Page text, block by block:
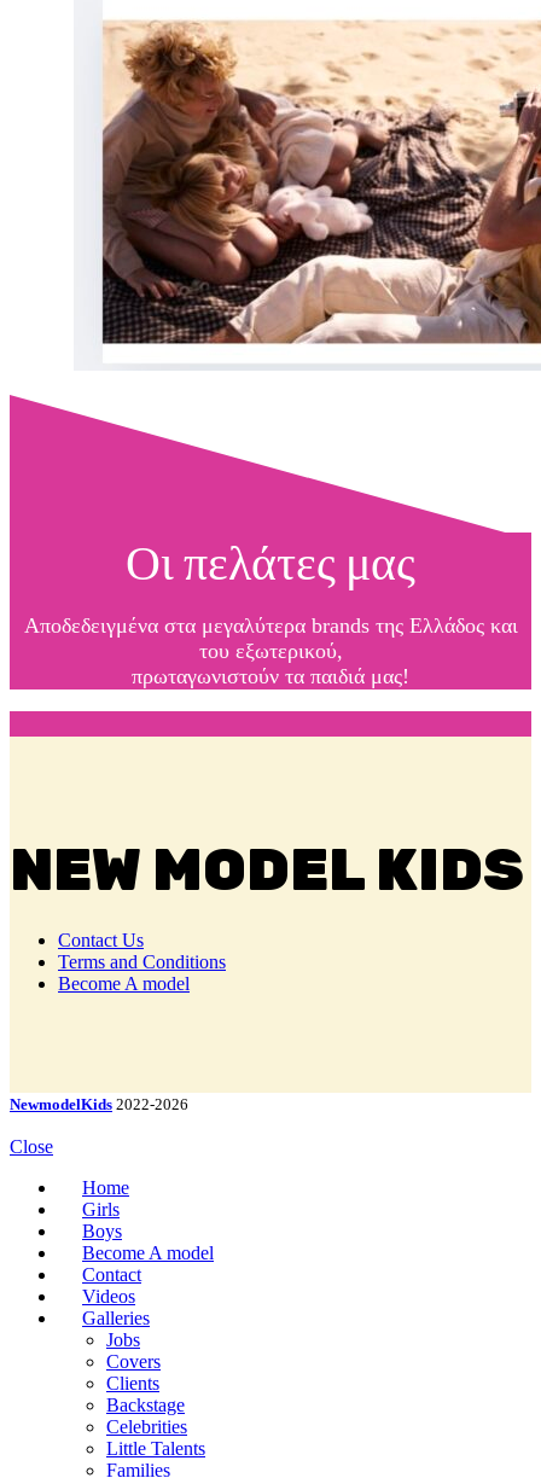
Οι πελάτες μας
Αποδεδειγμένα στα μεγαλύτερα brands της Ελλάδος και
του εξωτερικού,
πρωταγωνιστούν τα παιδιά μας!
NEW MODEL KIDS
Contact Us
Terms and Conditions
Become A model
NewmodelKids 2022-2026
Close
Home
Girls
Boys
Become A model
Contact
Videos
Galleries
Jobs
Covers
Clients
Backstage
Celebrities
Little Talents
Families